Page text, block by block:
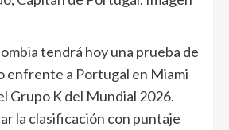
tendrá hoy una prueba de
enfrente a Portugal en Miami
Grupo K del Mundial 2026.
la clasificación con puntaje